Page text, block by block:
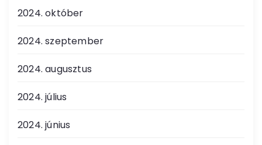
2024. október
2024. szeptember
2024. augusztus
2024. július
2024. június